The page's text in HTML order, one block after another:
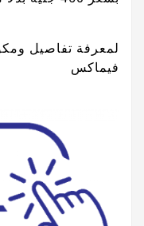
لمعرفة تفاصيل
فيماكس